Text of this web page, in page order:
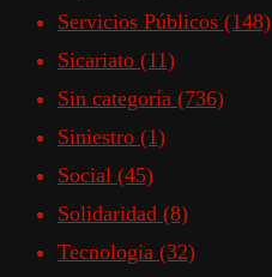
Servicios Públicos (148)
Sicariato (11)
Sin categoría (736)
Siniestro (1)
Social (45)
Solidaridad (8)
Tecnologia (32)